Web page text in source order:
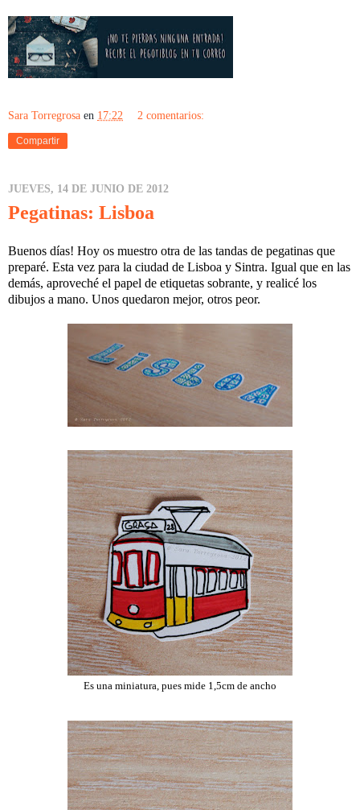
Sara Torregrosa en 17:22 2 comentarios:
Compartir
JUEVES, 14 DE JUNIO DE 2012
Pegatinas: Lisboa
Buenos días! Hoy os muestro otra de las tandas de pegatinas que
preparé. Esta vez para la ciudad de Lisboa y Sintra. Igual que en las
demás, aproveché el papel de etiquetas sobrante, y realicé los
dibujos a mano. Unos quedaron mejor, otros peor.
Es una miniatura, pues mide 1,5cm de ancho